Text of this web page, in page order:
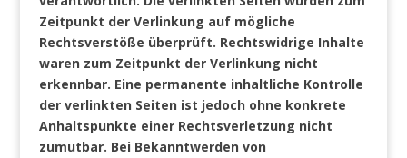
Zeitpunkt der Verlinkung auf mögliche
Rechtsverstöße überprüft. Rechtswidrige Inhalte
waren zum Zeitpunkt der Verlinkung nicht
erkennbar. Eine permanente inhaltliche Kontrolle
der verlinkten Seiten ist jedoch ohne konkrete
Anhaltspunkte einer Rechtsverletzung nicht
zumutbar. Bei Bekanntwerden von